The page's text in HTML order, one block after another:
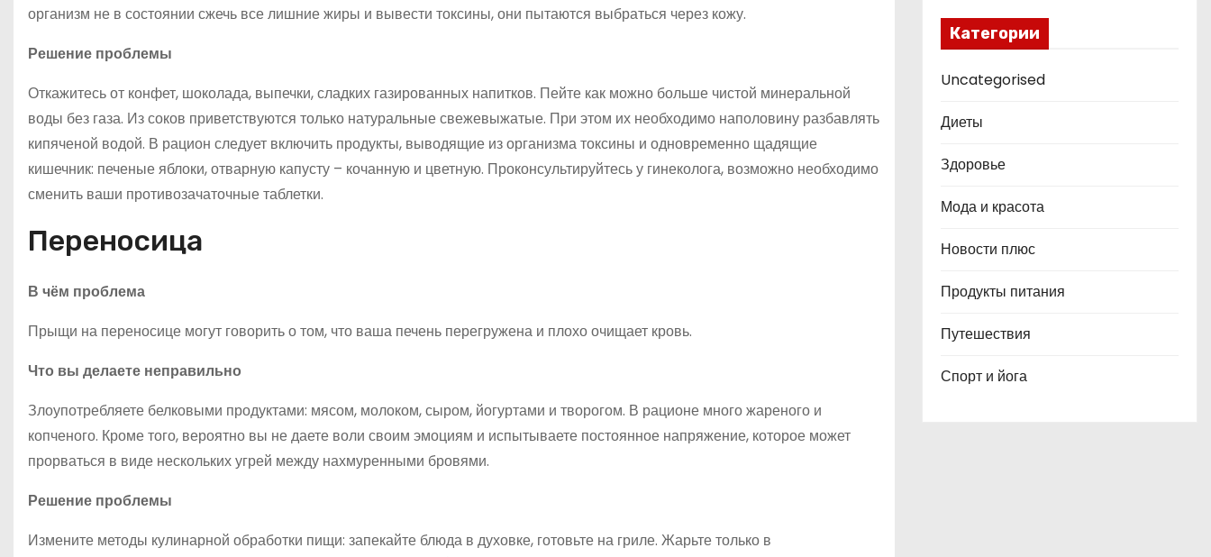
организм не в состоянии сжечь все лишние жиры и вывести токсины, они пытаются выбраться через кожу.
Решение проблемы
Откажитесь от конфет, шоколада, выпечки, сладких газированных напитков. Пейте как можно больше чистой минеральной
воды без газа. Из соков приветствуются только натуральные свежевыжатые. При этом их необходимо наполовину разбавлять
кипяченой водой. В рацион следует включить продукты, выводящие из организма токсины и одновременно щадящие
кишечник: печеные яблоки, отварную капусту – кочанную и цветную. Проконсультируйтесь у гинеколога, возможно необходимо
сменить ваши противозачаточные таблетки.
Переносица
В чём проблема
Прыщи на переносице могут говорить о том, что ваша печень перегружена и плохо очищает кровь.
Что вы делаете неправильно
Злоупотребляете белковыми продуктами: мясом, молоком, сыром, йогуртами и творогом. В рационе много жареного и
копченого. Кроме того, вероятно вы не даете воли своим эмоциям и испытываете постоянное напряжение, которое может
прорваться в виде нескольких угрей между нахмуренными бровями.
Решение проблемы
Измените методы кулинарной обработки пищи: запекайте блюда в духовке, готовьте на гриле. Жарьте только в
Категории
Uncategorised
Диеты
Здоровье
Мода и красота
Новости плюс
Продукты питания
Путешествия
Спорт и йога